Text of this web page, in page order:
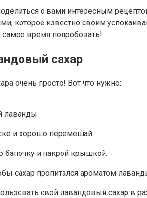
с вами интересным
которое известно своим
самое время попробовать!
сахар
очень просто! Вот что нужно:
лаванды
и хорошо перемешай.
баночку и накрой крышкой.
сахар пропитался ароматом
свой лавандовый сахар в